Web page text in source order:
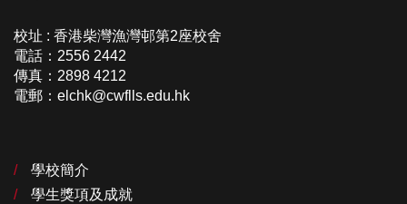
校址 : 香港柴灣漁灣邨第2座校舍
電話：2556 2442
傳真：2898 4212
電郵：elchk@cwflls.edu.hk
學校簡介
學生獎項及成就